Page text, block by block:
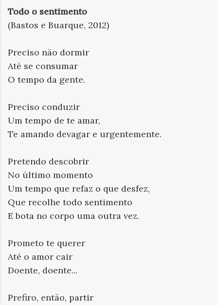
Todo o sentimento
(Bastos e Buarque, 2012)
Preciso não dormir
Até se consumar
O tempo da gente.
Preciso conduzir
Um tempo de te amar,
Te amando devagar e urgentemente.
Pretendo descobrir
No último momento
Um tempo que refaz o que desfez,
Que recolhe todo sentimento
E bota no corpo uma outra vez.
Prometo te querer
Até o amor cair
Doente, doente...
Prefiro, então, partir